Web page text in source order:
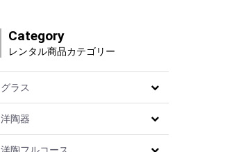
Category
レンタル商品カテゴリー
グラス
洋陶器
洋陶フルコース